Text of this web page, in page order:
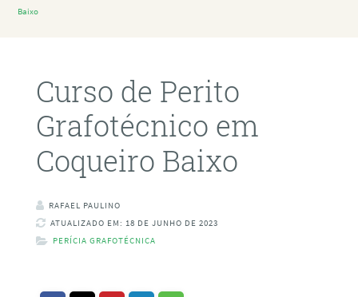
Baixo
Curso de Perito
Grafotécnico em
Coqueiro Baixo
RAFAEL PAULINO
ATUALIZADO EM: 18 DE JUNHO DE 2023
PERÍCIA GRAFOTÉCNICA